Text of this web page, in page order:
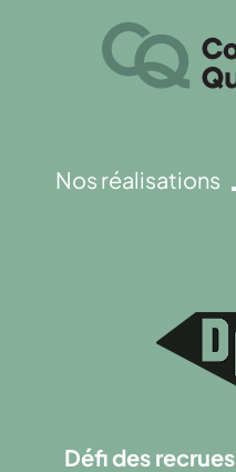
Nos réalisations
Défi des recrues